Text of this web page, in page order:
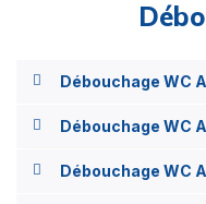
Débouchage WC
Débouchage WC
Débouchage WC